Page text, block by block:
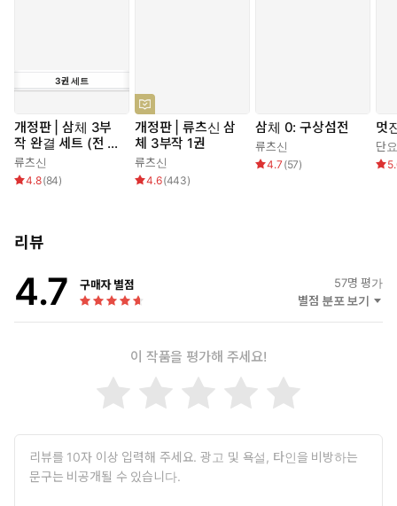
3권 세트
개정판 | 삼체 3부
작 완결 세트 (전 3
권)
류츠신
4.8(84)
개정판 | 류츠신 삼
체 3부작 1권
류츠신
4.6(443)
삼체 0: 구상섬전
류츠신
4.7 (57)
멋
단요
리뷰
4.7 구매자 별점 57명 평가
별점 분포 보기
이 작품을 평가해 주세요!